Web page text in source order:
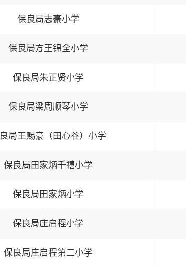
保良局志豪小学
保良局方王锦全小学
保良局朱正贤小学
保良局梁周顺琴小学
局王赐豪（田心谷）小学
保良局田家炳千禧小学
保良局田家炳小学
保良局庄启程小学
保良局庄启程第二小学